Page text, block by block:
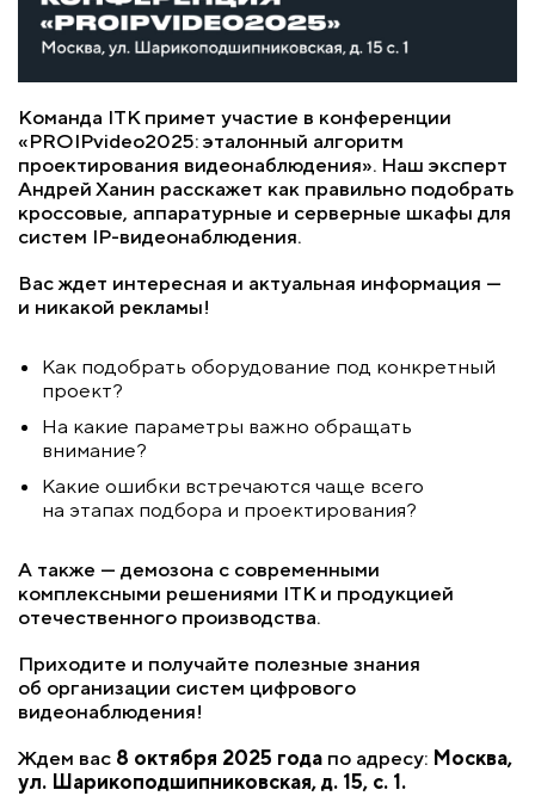
Команда ITK примет участие в конференции
«PROIPvideo2025: эталонный алгоритм
проектирования видеонаблюдения». Наш эксперт
Андрей Ханин расскажет как правильно подобрать
кроссовые, аппаратурные и серверные шкафы для
систем IP-видеонаблюдения.
Вас ждет интересная и актуальная информация —
и никакой рекламы!
Как подобрать оборудование под конкретный
проект?
На какие параметры важно обращать
внимание?
Какие ошибки встречаются чаще всего
на этапах подбора и проектирования?
А также — демозона с современными
комплексными решениями ITK и продукцией
отечественного производства.
Приходите и получайте полезные знания
об организации систем цифрового
видеонаблюдения!
Ждем вас 8 октября 2025 года по адресу: Москва,
ул. Шарикоподшипниковская, д. 15, с. 1.